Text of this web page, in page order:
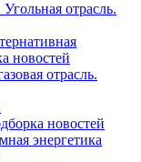
отрасль.
новостей
отрасль.
новостей
энергетика